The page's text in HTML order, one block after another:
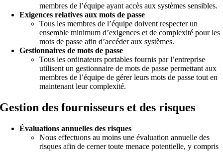
membres de l’équipe ayant accès aux systèmes sensibles.
Exigences relatives aux mots de passe
Tous les membres de l’équipe doivent respecter un
ensemble minimum d’exigences et de complexité pour les
mots de passe afin d’accéder aux systèmes.
Gestionnaires de mots de passe
Tous les ordinateurs portables fournis par l’entreprise
utilisent un gestionnaire de mots de passe permettant aux
membres de l’équipe de gérer leurs mots de passe tout en
maintenant leur complexité.
Gestion des fournisseurs et des risques
Évaluations annuelles des risques
Nous effectuons au moins une évaluation annuelle des
risques afin de cerner toute menace potentielle, y compris